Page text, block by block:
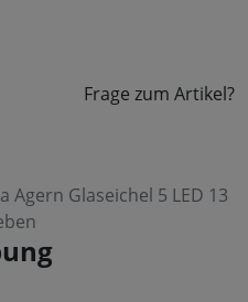
Frage zum Artikel?
Agern Glaseichel 5 LED 13